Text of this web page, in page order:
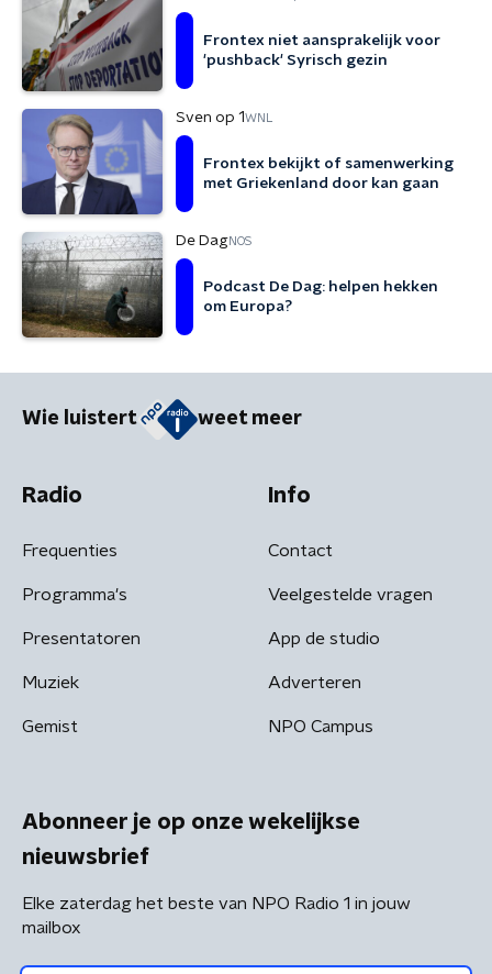
Frontex niet aansprakelijk voor
'pushback' Syrisch gezin
Sven op 1WNL
Frontex bekijkt of samenwerking
met Griekenland door kan gaan
De DagNOS
Podcast De Dag: helpen hekken
om Europa?
Wie luistert weet meer
Radio
Frequenties
Programma's
Presentatoren
Muziek
Gemist
Info
Contact
Veelgestelde vragen
App de studio
Adverteren
NPO Campus
Abonneer je op onze wekelijkse
nieuwsbrief
Elke zaterdag het beste van NPO Radio 1 in jouw
mailbox